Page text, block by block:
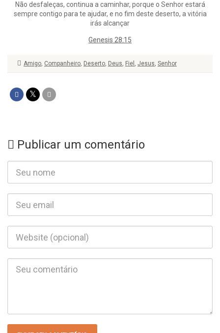
Não desfaleças, continua a caminhar, porque o Senhor estará
sempre contigo para te ajudar, e no fim deste deserto, a vitória
irás alcançar
Genesis 28:15
Amigo, Companheiro, Deserto, Deus, Fiel , Jesus, Senhor
Publicar um comentário